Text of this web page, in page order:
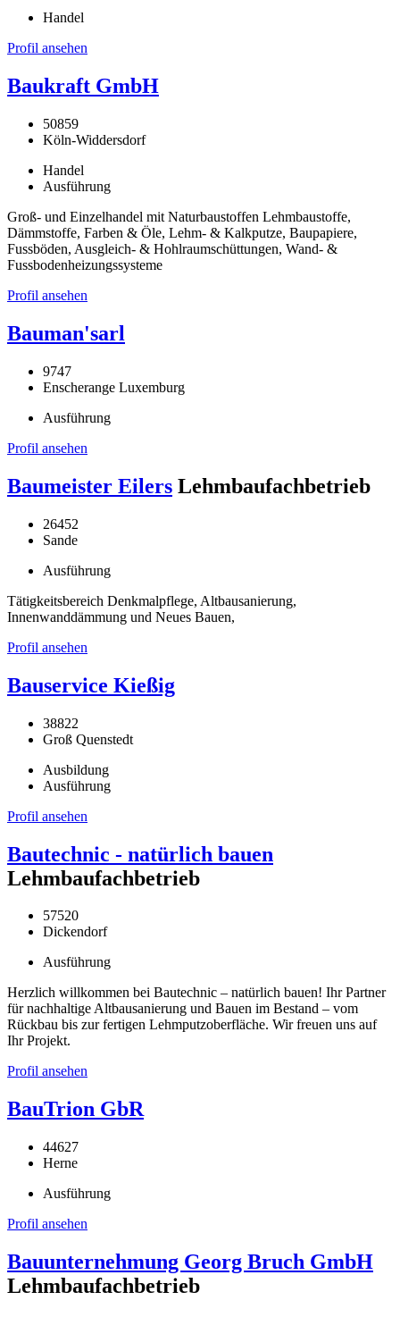
Handel
Profil ansehen
Baukraft GmbH
50859
Köln-Widdersdorf
Handel
Ausführung
Groß- und Einzelhandel mit Naturbaustoffen Lehmbaustoffe,
Dämmstoffe, Farben & Öle, Lehm- & Kalkputze, Baupapiere,
Fussböden, Ausgleich- & Hohlraumschüttungen, Wand- &
Fussbodenheizungssysteme
Profil ansehen
Bauman'sarl
9747
Enscherange Luxemburg
Ausführung
Profil ansehen
Baumeister Eilers Lehmbaufachbetrieb
26452
Sande
Ausführung
Tätigkeitsbereich Denkmalpflege, Altbausanierung,
Innenwanddämmung und Neues Bauen,
Profil ansehen
Bauservice Kießig
38822
Groß Quenstedt
Ausbildung
Ausführung
Profil ansehen
Bautechnic - natürlich bauen
Lehmbaufachbetrieb
57520
Dickendorf
Ausführung
Herzlich willkommen bei Bautechnic – natürlich bauen! Ihr Partner
für nachhaltige Altbausanierung und Bauen im Bestand – vom
Rückbau bis zur fertigen Lehmputzoberfläche. Wir freuen uns auf
Ihr Projekt.
Profil ansehen
BauTrion GbR
44627
Herne
Ausführung
Profil ansehen
Bauunternehmung Georg Bruch GmbH
Lehmbaufachbetrieb